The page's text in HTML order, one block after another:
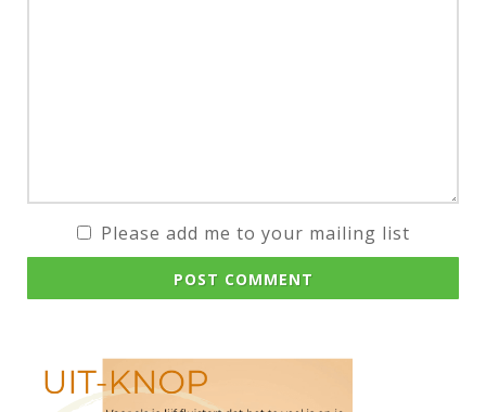
Please add me to your mailing list
POST COMMENT